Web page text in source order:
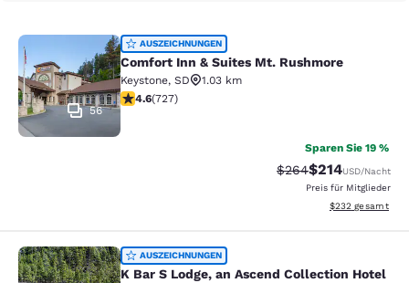
Comfort Inn & Suites Mt. Rushmore
56
AUSZEICHNUNGEN
Comfort Inn & Suites Mt. Rushmore
Keystone, SD
1.03 km
4.56-Sterne-Bewertung. Hervorragend. 727
4.6(727)
Sparen Sie 19 %
Durchgestrichener
$264Vergünstigter
$214USD/Nacht
Preis für Mitglieder
Geschätzte
$232 gesamt
K Bar S Lodge, an Ascend
AUSZEICHNUNGEN
K Bar S Lodge, an Ascend Collection Hotel